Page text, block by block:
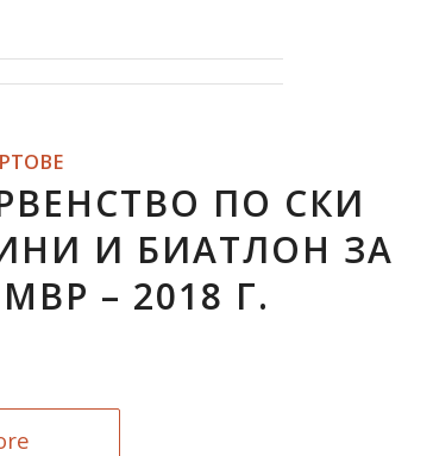
ПО СКИ
И БИАТЛОН ЗА
– 2018 Г.